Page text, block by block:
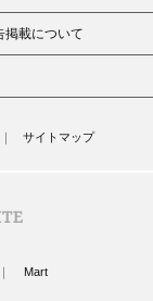
掲載について
サイトマップ
Mart